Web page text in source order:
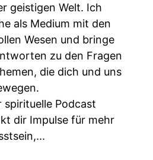
geistigen Welt. Ich
als Medium mit den
Wesen und bringe
zu den Fragen
die dich und uns
spirituelle Podcast
dir Impulse für mehr